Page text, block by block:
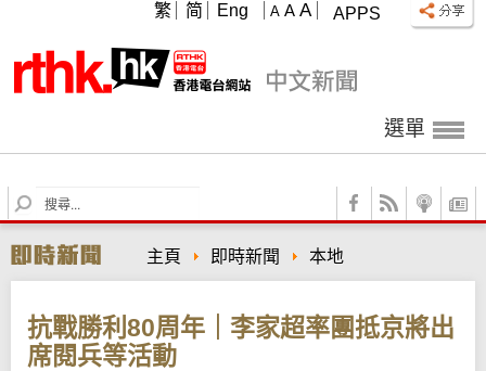
APPS
A A A
繁 简 Eng
選單
S
e
r
c
主頁 即時新聞 本地
抗戰勝利80周年｜李家超率團抵京將出
席閱兵等活動